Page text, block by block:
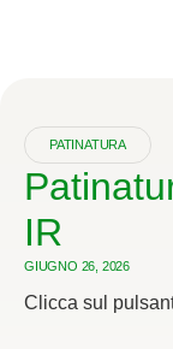
PATINATURA
IR
GIUGNO 26, 2026
Clicca sul